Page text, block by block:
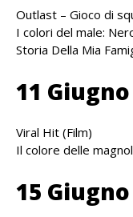
Outlast – Gioco di
I colori del male:
Storia Della Mia
11 Giugno
Viral Hit (Film)
Il colore delle
15 Giugno